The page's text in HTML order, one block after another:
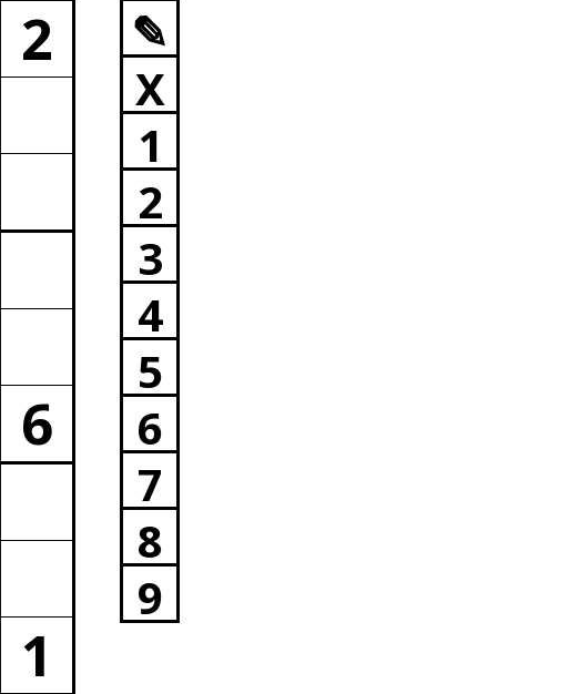
2
6
1
✎
X
1
2
3
4
5
6
7
8
9